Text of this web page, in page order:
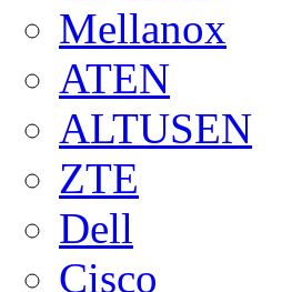
Mellanox
ATEN
ALTUSEN
ZTE
Dell
Cisco